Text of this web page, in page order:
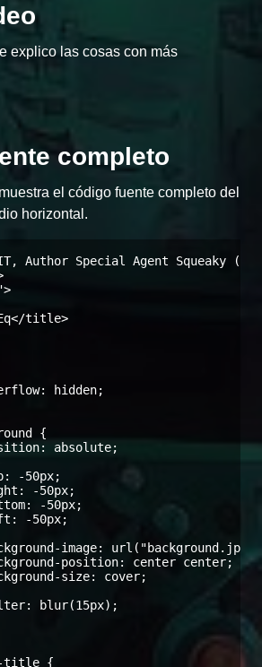
explico las cosas con más
completo
el código fuente completo del
horizontal.
Author Special Agent Squeaky
title>
hidden;
{
absolute;
-50px;
-50px;
-50px;
-50px;
image:
position: center center;
size: cover;
blur(15px);
{